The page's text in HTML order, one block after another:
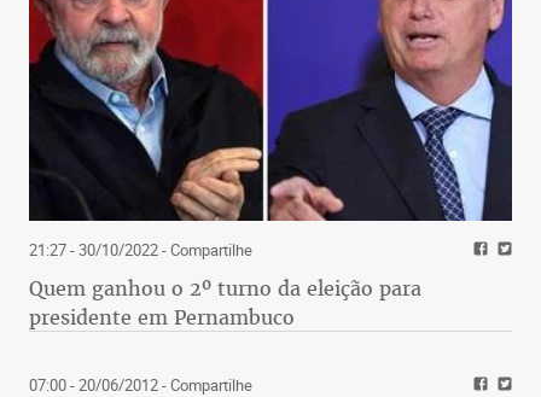
21:27 - 30/10/2022- Compartilhe
Quem ganhou o 2º turno da eleição para
presidente em Pernambuco
07:00 - 20/06/2012- Compartilhe